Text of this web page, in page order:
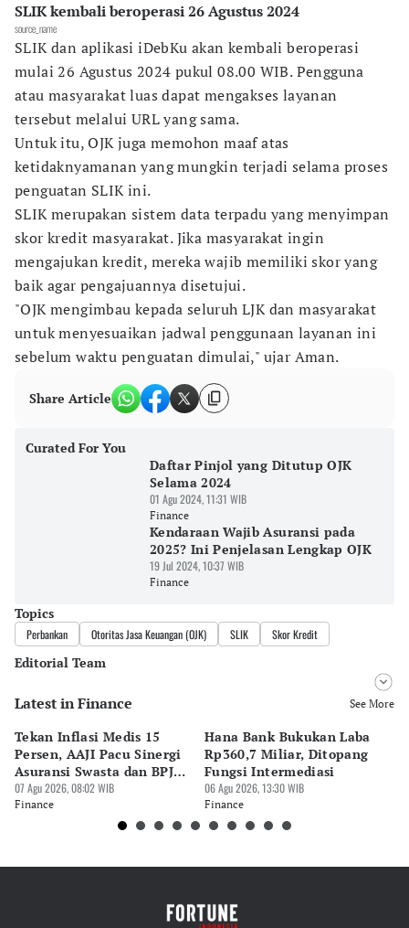
SLIK kembali beroperasi 26 Agustus 2024
source_name
SLIK dan aplikasi iDebKu akan kembali beroperasi
mulai 26 Agustus 2024 pukul 08.00 WIB. Pengguna
atau masyarakat luas dapat mengakses layanan
tersebut melalui URL yang sama.
Untuk itu, OJK juga memohon maaf atas
ketidaknyamanan yang mungkin terjadi selama proses
penguatan SLIK ini.
SLIK merupakan sistem data terpadu yang menyimpan
skor kredit masyarakat. Jika masyarakat ingin
mengajukan kredit, mereka wajib memiliki skor yang
baik agar pengajuannya disetujui.
"OJK mengimbau kepada seluruh LJK dan masyarakat
untuk menyesuaikan jadwal penggunaan layanan ini
sebelum waktu penguatan dimulai," ujar Aman.
Share Article
Curated For You
Daftar Pinjol yang Ditutup OJK
Selama 2024
01 Agu 2024, 11:31 WIB
Finance
Kendaraan Wajib Asuransi pada
2025? Ini Penjelasan Lengkap OJK
19 Jul 2024, 10:37 WIB
Finance
Topics
Perbankan Otoritas Jasa Keuangan (OJK) SLIK Skor Kredit
Editorial Team
Editor
Editor
Suheriadi .
Latest in Finance See More
Tekan Inflasi Medis 15
Persen, AAJI Pacu Sinergi
Asuransi Swasta dan BPJS
Kesehatan
07 Agu 2026, 08:02 WIB
Finance
Hana Bank Bukukan Laba
Rp360,7 Miliar, Ditopang
Fungsi Intermediasi
06 Agu 2026, 13:30 WIB
Finance